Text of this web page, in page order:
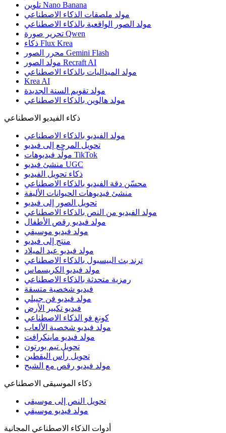
تلوين Nano Banana
مولد ملصقات الذكاء الاصطناعي
مولد الصور الواقعية بالذكاء الاصطناعي
تحرير صورة Qwen
ذكاء Flux Krea
محرر الصور Gemini Flash
مولد الصور Recraft AI
مولد الميداليات بالذكاء الاصطناعي
Krea AI
مولد تقويم السنة الجديدة
مولد هالوين بالذكاء الاصطناعي
ذكاء الفيديو الاصطناعي
مولد الفيديو بالذكاء الاصطناعي
تحويل المرجع إلى فيديو
مولّد فيديوهات TikTok
منشئ فيديو UGC
ذكاء تحويل الفيديو
محسّن دقة الفيديو بالذكاء الاصطناعي
منشئ فيديوهات الحيوانات الأليفة
تحويل الصور إلى فيديو
مولد الفيديو من النص بالذكاء الاصطناعي
مولد فيديو رقص الأطفال
مولد فيديو موسيقي
منتج إلى فيديو
مولد فيديو عيد الميلاد
ترند بث البيسبول بالذكاء الاصطناعي
مولد فيديو الكريسماس
رمزية متحدثة بالذكاء الاصطناعي
فيديو شخصية متسقة
مولد فيديو فن جيبلي
فيديو تكبير الأرض
كونغ فو الذكاء الاصطناعي
مولد فيديو شخصية الألعاب
مولد فيديو ماينكرافت
تحويل تيم بورتون
تحويل رأس اليقطين
مولد فيديو رقص مع الشبح
ذكاء الموسيقى الاصطناعي
تحويل النص إلى موسيقى
مولد فيديو موسيقي
أدوات الذكاء الاصطناعي المجانية